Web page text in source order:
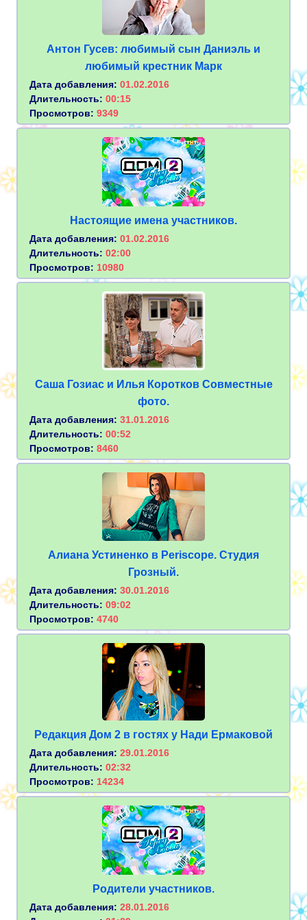
Антон Гусев: любимый сын Даниэль и
любимый крестник Марк
Дата добавления: 01.02.2016
Длительность: 00:15
Просмотров: 9349
Настоящие имена участников.
Дата добавления: 01.02.2016
Длительность: 02:00
Просмотров: 10980
Саша Гозиас и Илья Коротков Совместные
фото.
Дата добавления: 31.01.2016
Длительность: 00:52
Просмотров: 8460
Алиана Устиненко в Periscope. Студия
Грозный.
Дата добавления: 30.01.2016
Длительность: 09:02
Просмотров: 4740
Редакция Дом 2 в гостях у Нади Ермаковой
Дата добавления: 29.01.2016
Длительность: 02:32
Просмотров: 14234
Родители участников.
Дата добавления: 28.01.2016